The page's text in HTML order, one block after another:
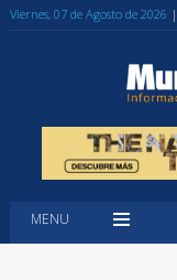
Viernes, 07 de Agosto de 2026
MENU